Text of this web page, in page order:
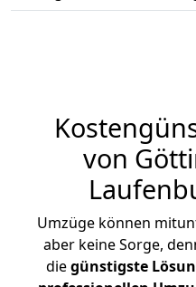
von
Umzüge können
aber keine Sorge,
diegünstigste